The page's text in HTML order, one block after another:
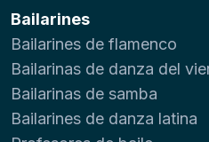
Bailarines
Bailarines de flamenco
Bailarinas de danza del
Bailarinas de samba
Bailarines de danza latina